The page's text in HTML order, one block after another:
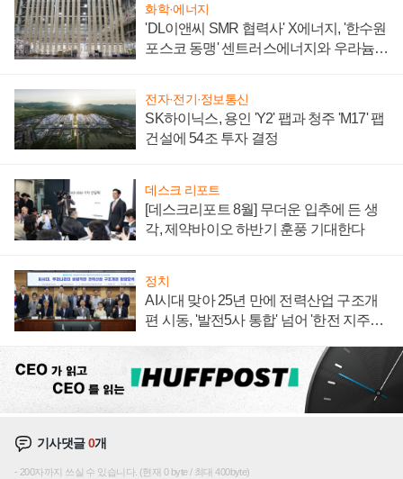
화학·에너지
'DL이앤씨 SMR 협력사' X에너지, '한수원
포스코 동맹' 센트러스에너지와 우라늄
전자·전기·정보통신
SK하이닉스, 용인 'Y2' 팹과 청주 'M17' 팹
건설에 54조 투자 결정
데스크 리포트
[데스크리포트 8월] 무더운 입추에 든 생
각, 제약바이오 하반기 훈풍 기대한다
정치
AI시대 맞아 25년 만에 전력산업 구조개
편 시동, '발전5사 통합' 넘어 '한전 지주사'
기사댓글0개
200자까지 쓰실 수 있습니다. (현재 0 byte / 최대 400byte)